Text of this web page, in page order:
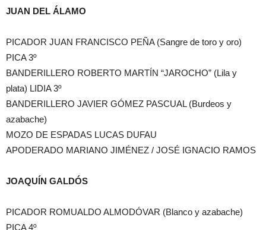
JUAN DEL ÁLAMO
PICADOR JUAN FRANCISCO PEÑA (Sangre de toro y oro)
PICA 3º
BANDERILLERO ROBERTO MARTÍN “JAROCHO” (Lila y
plata) LIDIA 3º
BANDERILLERO JAVIER GÓMEZ PASCUAL (Burdeos y
azabache)
MOZO DE ESPADAS LUCAS DUFAU
APODERADO MARIANO JIMÉNEZ / JOSÉ IGNACIO RAMOS
JOAQUÍN GALDÓS
PICADOR ROMUALDO ALMODÓVAR (Blanco y azabache)
PICA 4º